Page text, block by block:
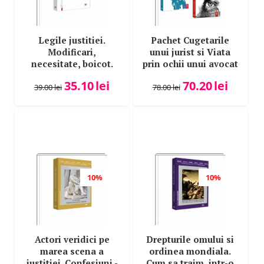
Mihai David
Mihail Albici
Mihail Stanescu-Sas
Mihaly Ficsor
Mircea N. Costin
Mirela Carmen Dobrila
Miron Gavril Popescu
Monica Marcela Dinu Bakos
Nadia Cantemir-Stoica
Nadia-Cerasela Anitei
Nicolae Volonciu
Legile justitiei.
Modificari,
necesitate, boicot.
articole. Legea nr.
39.00lei 35.10lei
Pachet Cugetarile
unui jurist si Viata
prin ochii unui avocat
78.00lei 70.20lei
10%
Actori veridici pe
marea scena a
10%
Drepturile omului si
ordinea mondiala.